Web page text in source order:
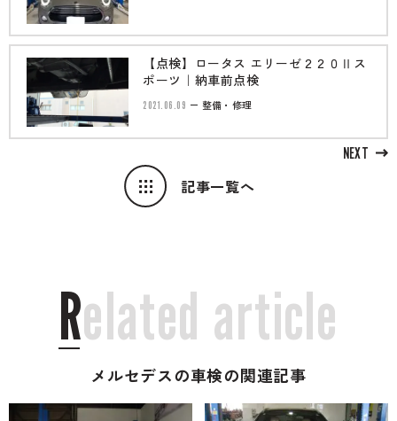
記事一覧へ
NEXT
【点検】ロータス エリーゼ２２０Ⅱス
ポーツ｜納車前点検
2021.06.09 整備・修理
Related article
メルセデスの車検の関連記事